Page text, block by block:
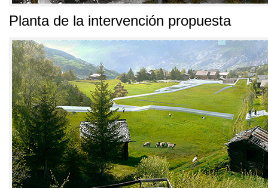
Planta de la intervención propuesta